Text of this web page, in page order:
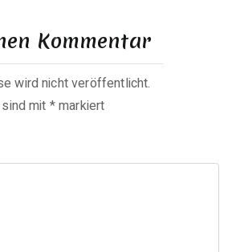
Kommentar
wird nicht veröffentlicht.
mit *markiert